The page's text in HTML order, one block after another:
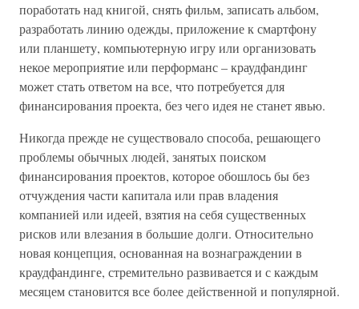
поработать над книгой, снять фильм, записать альбом,
разработать линию одежды, приложение к смартфону
или планшету, компьютерную игру или организовать
некое мероприятие или перформанс – краудфандинг
может стать ответом на все, что потребуется для
финансирования проекта, без чего идея не станет явью.
Никогда прежде не существовало способа, решающего
проблемы обычных людей, занятых поиском
финансирования проектов, которое обошлось бы без
отчуждения части капитала или прав владения
компанией или идеей, взятия на себя существенных
рисков или влезания в большие долги. Относительно
новая концепция, основанная на вознаграждении в
краудфандинге, стремительно развивается и с каждым
месяцем становится все более действенной и популярной.